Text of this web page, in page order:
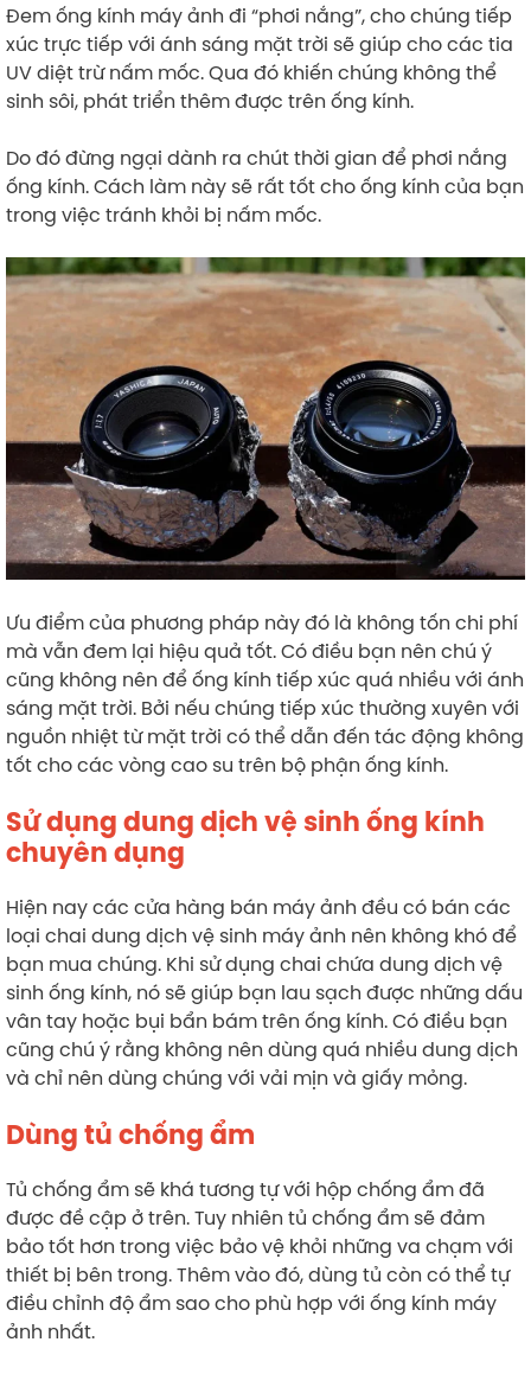
Đem ống kính máy ảnh đi “phơi nắng”, cho chúng tiếp
xúc trực tiếp với ánh sáng mặt trời sẽ giúp cho các tia
UV diệt trừ nấm mốc. Qua đó khiến chúng không thể
sinh sôi, phát triển thêm được trên ống kính.
Do đó đừng ngại dành ra chút thời gian để phơi nắng
ống kính. Cách làm này sẽ rất tốt cho ống kính của bạn
trong việc tránh khỏi bị nấm mốc.
Ưu điểm của phương pháp này đó là không tốn chi phí
mà vẫn đem lại hiệu quả tốt. Có điều bạn nên chú ý
cũng không nên để ống kính tiếp xúc quá nhiều với ánh
sáng mặt trời. Bởi nếu chúng tiếp xúc thường xuyên với
nguồn nhiệt từ mặt trời có thể dẫn đến tác động không
tốt cho các vòng cao su trên bộ phận ống kính.
Sử dụng dung dịch vệ sinh ống kính
chuyên dụng
Hiện nay các cửa hàng bán máy ảnh đều có bán các
loại chai dung dịch vệ sinh máy ảnh nên không khó để
bạn mua chúng. Khi sử dụng chai chứa dung dịch vệ
sinh ống kính, nó sẽ giúp bạn lau sạch được những dấu
vân tay hoặc bụi bẩn bám trên ống kính. Có điều bạn
cũng chú ý rằng không nên dùng quá nhiều dung dịch
và chỉ nên dùng chúng với vải mịn và giấy mỏng.
Dùng tủ chống ẩm
Tủ chống ẩm sẽ khá tương tự với hộp chống ẩm đã
được đề cập ở trên. Tuy nhiên tủ chống ẩm sẽ đảm
bảo tốt hơn trong việc bảo vệ khỏi những va chạm với
thiết bị bên trong. Thêm vào đó, dùng tủ còn có thể tự
điều chỉnh độ ẩm sao cho phù hợp với ống kính máy
ảnh nhất.